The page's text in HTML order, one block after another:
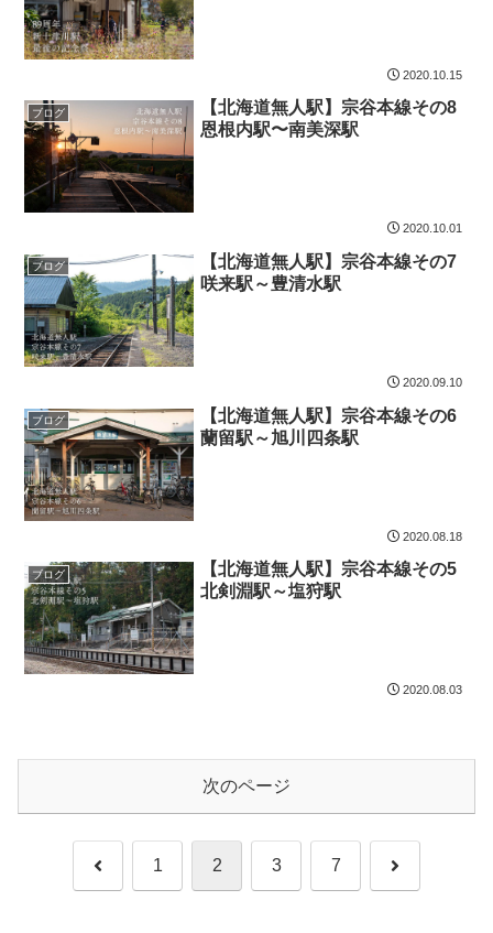
2020.10.15
ブログ
【北海道無人駅】宗谷本線その8
恩根内駅〜南美深駅
2020.10.01
ブログ
【北海道無人駅】宗谷本線その7
咲来駅～豊清水駅
2020.09.10
ブログ
【北海道無人駅】宗谷本線その6
蘭留駅～旭川四条駅
2020.08.18
ブログ
【北海道無人駅】宗谷本線その5
北剣淵駅～塩狩駅
2020.08.03
次のページ
前 1 2 3 7 次